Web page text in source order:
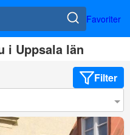
Favoriter
i Uppsala län
Filter